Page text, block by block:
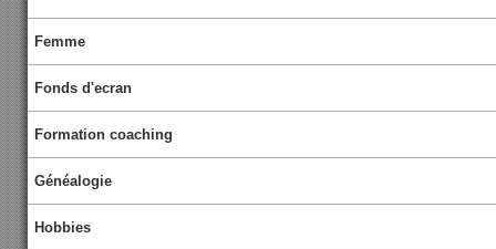
Femme
Fonds d'ecran
Formation coaching
Généalogie
Hobbies